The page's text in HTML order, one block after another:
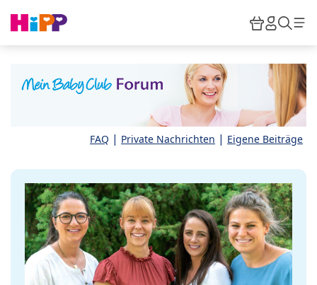
HiPP
FAQ | Private Nachrichten | Eigene Beiträge